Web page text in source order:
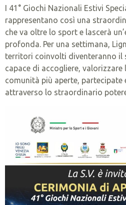
I 41° Giochi Nazionali Estivi
rappresentano così una
che va oltre lo sport e lascerà
profonda. Per una settimana,
territori coinvolti diventeranno il
capace di accogliere,
comunità più aperte, partecipate
attraverso lo straordinario